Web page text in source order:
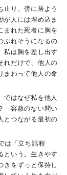
止り、傍に居よう
が人には埋め込ま
まれた死者に胸を
ぶれそうになるの
私は胸を差し出す
れだけで、他人の
まわって他人の命
ではなぜ私を他人
容赦のない問い
とつながる最初の
は「立ち話程
という。生きやす
きをずっと保持し